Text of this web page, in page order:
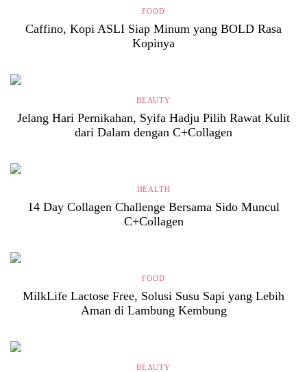
FOOD
Caffino, Kopi ASLI Siap Minum yang BOLD Rasa
Kopinya
BEAUTY
Jelang Hari Pernikahan, Syifa Hadju Pilih Rawat Kulit
dari Dalam dengan C+Collagen
HEALTH
14 Day Collagen Challenge Bersama Sido Muncul
C+Collagen
FOOD
MilkLife Lactose Free, Solusi Susu Sapi yang Lebih
Aman di Lambung Kembung
BEAUTY